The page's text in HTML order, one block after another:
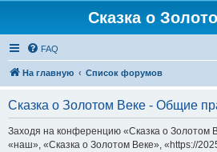
Сказка о
FAQ
На главную Список форумов
Сказка о Золотом Веке - Общие
Заходя на конференцию «Сказка о Золотом
«наш», «Сказка о Золотом Веке», «https://